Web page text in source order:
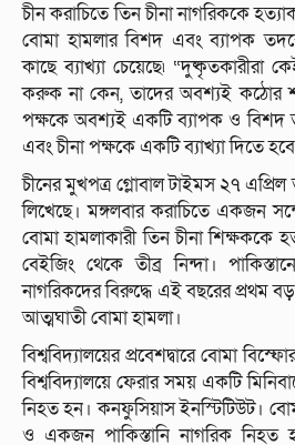
চীন করাচিতে তিন চীনা নাগরিককে
বোমা হামলার বিশদ এবং ব্যাপক
কাছে ব্যাখ্যা চেয়েছে৷ “দুষ্কৃতকারীরা
করুক না কেন, তাদের অবশ্যই কঠোর
পক্ষকে অবশ্যই একটি ব্যাপক ও বিশদ
এবং চীনা পক্ষকে একটি ব্যাখ্যা দিতে
চীনের মুখপত্র গ্লোবাল টাইমস ২৭
লিখেছে। মঙ্গলবার করাচিতে একজন
বোমা হামলাকারী তিন চীনা শিক্ষককে
বেইজিং থেকে তীব্র নিন্দা।
নাগরিকদের বিরুদ্ধে এই বছরের প্রথম
আত্মঘাতী বোমা হামলা।
বিশ্ববিদ্যালয়ের প্রবেশদ্বারে বোমা
বিশ্ববিদ্যালয়ে ফেরার সময় একটি
নিহত হন। কনফুসিয়াস ইনস্টিটিউট।
ও একজন পাকিস্তানি নাগরিক নিহত